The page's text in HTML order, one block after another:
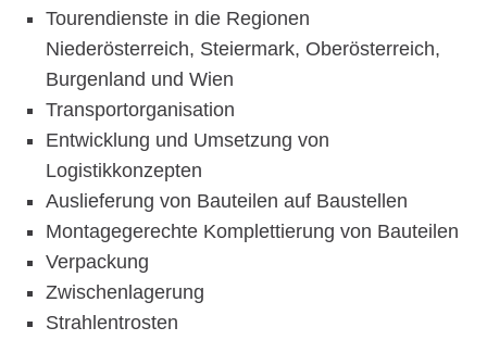
Tourendienste in die Regionen
Niederösterreich, Steiermark, Oberösterreich,
Burgenland und Wien
Transportorganisation
Entwicklung und Umsetzung von
Logistikkonzepten
Auslieferung von Bauteilen auf Baustellen
Montagegerechte Komplettierung von Bauteilen
Verpackung
Zwischenlagerung
Strahlentrosten